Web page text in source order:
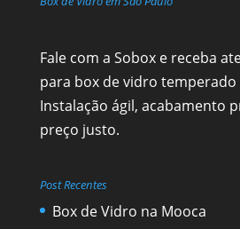
Fale com a Sobox e receba
para box de vidro temperado
Instalação ágil, acabamento
preço justo.
Post Recentes
Box de Vidro na Mooca